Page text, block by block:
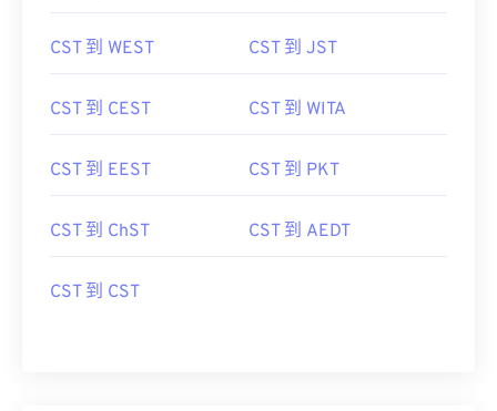
CST 到 WEST CST 到 JST
CST 到 CEST CST 到 WITA
CST 到 EEST CST 到 PKT
CST 到 ChST CST 到 AEDT
CST 到 CST